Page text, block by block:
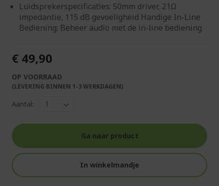
Luidsprekerspecificaties: 50mm driver, 21Ω
impedantie, 115 dB gevoeligheid Handige In-Line
Bediening: Beheer audio met de in-line bediening
€ 49,90
OP VOORRAAD
(LEVERING BINNEN 1-3 WERKDAGEN)
Aantal:
Ga naar product
In winkelmandje